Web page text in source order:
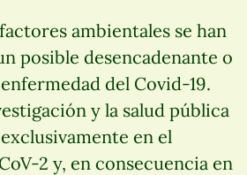
ambientales se han
posible desencadenante o
del Covid-19.
y la salud pública
en el
2 y, en consecuencia en